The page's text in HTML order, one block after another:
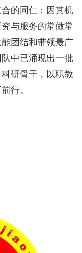
的同仁；因其机
与服务的常做常
团结和带领最广
中已涌现出一批
研骨干，以职教
行。